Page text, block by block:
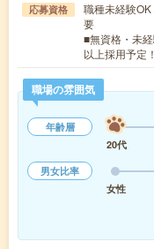
応募資格
職種未経験
要
■無資格・未
以上採用予定
職場の雰囲気
年齢層
20代
男女比率
女性